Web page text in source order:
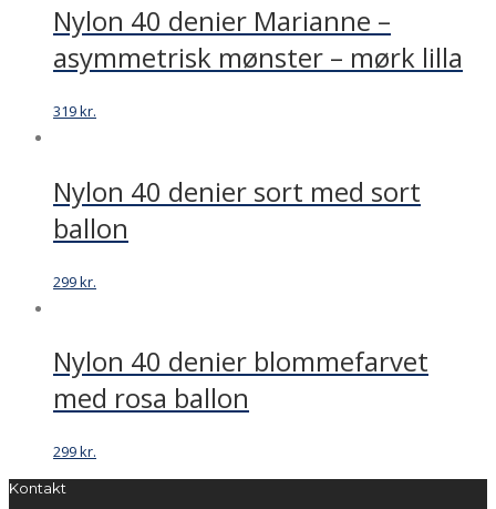
Nylon 40 denier Marianne –
asymmetrisk mønster – mørk lilla
319kr.
Nylon 40 denier sort med sort
ballon
299kr.
Nylon 40 denier blommefarvet
med rosa ballon
299kr.
Kontakt